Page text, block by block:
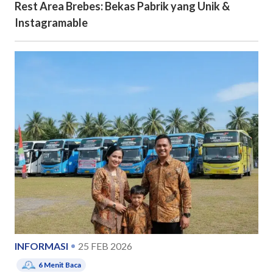
Rest Area Brebes: Bekas Pabrik yang Unik &
Instagramable
INFORMASI 25 FEB 2026
6 Menit Baca